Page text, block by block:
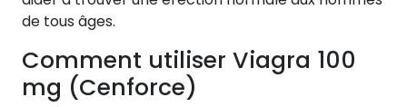
de tous âges.
Comment utiliser Viagra 100
mg (Cenforce)